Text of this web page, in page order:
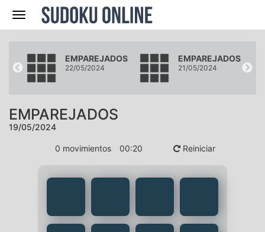
Navegación
EMPAREJADOS
22/05/2024
EMPAREJADOS
21/05/2024
EMPAREJADOS
19/05/2024
0 movimientos 00:20 Reiniciar